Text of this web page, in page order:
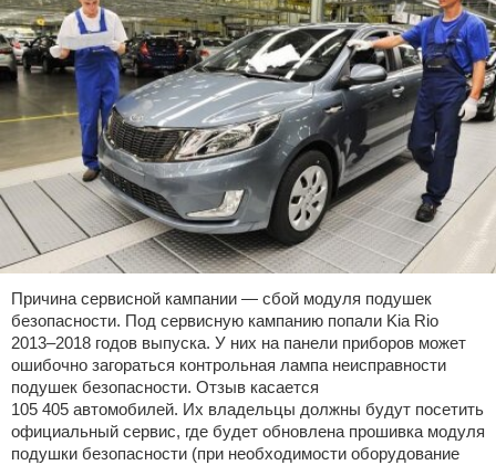
Причина сервисной кампании — сбой модуля подушек
безопасности. Под сервисную кампанию попали Kia Rio
2013–2018 годов выпуска. У них на панели приборов может
ошибочно загораться контрольная лампа неисправности
подушек безопасности. Отзыв касается
105 405 автомобилей. Их владельцы должны будут посетить
официальный сервис, где будет обновлена прошивка модуля
подушки безопасности (при необходимости оборудование